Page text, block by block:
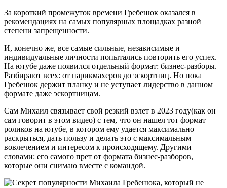
За короткий промежуток времени Гребенюк оказался в
рекомендациях на самых популярных площадках разной
степени запрещенности.
И, конечно же, все самые сильные, независимые и
индивидуальные личности попытались повторить его успех.
На ютубе даже появился отдельный формат: бизнес-разборы.
Разбирают всех: от парикмахеров до эскортниц. Но пока
Гребенюк держит планку и не уступает лидерство в данном
формате даже эскортницам.
Сам Михаил связывает свой резкий взлет в 2023 году(как он
сам говорит в этом видео) с тем, что он нашел тот формат
роликов на ютубе, в котором ему удается максимально
раскрыться, дать пользу и делать это с максимальным
вовлечением и интересом к происходящему. Другими
словами: его самого прет от формата бизнес-разборов,
которые они снимаю вместе с командой.